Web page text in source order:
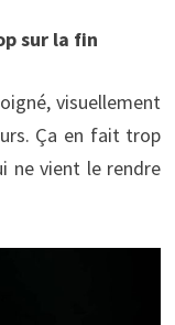
sur la fin
visuellement
Ça en fait trop
ne vient le rendre